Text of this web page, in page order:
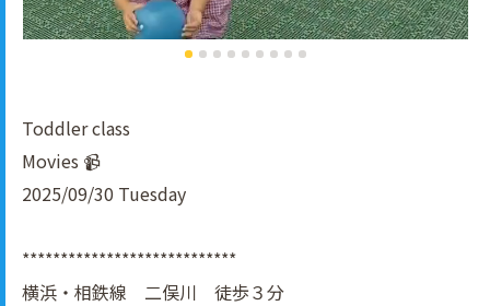
Toddler class
Movies 📹
2025/09/30 Tuesday
****************************
横浜・相鉄線 二俣川 徒歩３分